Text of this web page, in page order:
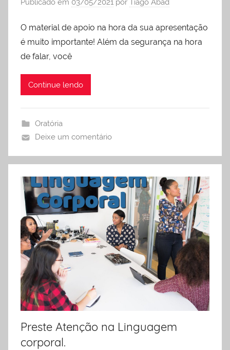
Publicado em 03/05/2021 por Tiago Abad
O material de apoio na hora da sua apresentação
é muito importante! Além da segurança na hora
de falar, você
Continue lendo
Oratória
Deixe um comentário
Preste Atenção na Linguagem
corporal.